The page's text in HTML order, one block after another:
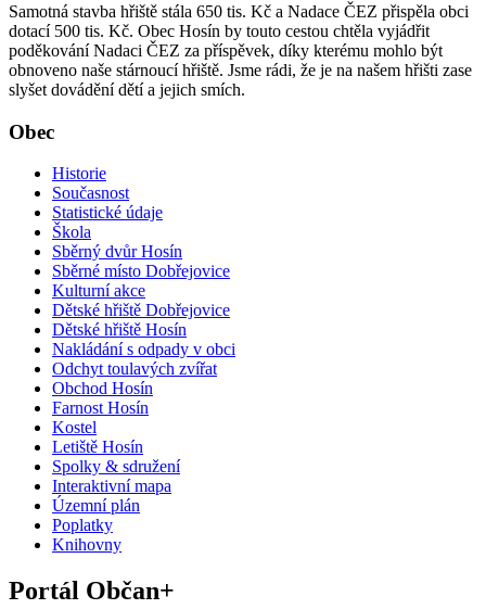
Samotná stavba hřiště stála 650 tis. Kč a Nadace ČEZ přispěla obci
dotací 500 tis. Kč. Obec Hosín by touto cestou chtěla vyjádřit
poděkování Nadaci ČEZ za příspěvek, díky kterému mohlo být
obnoveno naše stárnoucí hřiště. Jsme rádi, že je na našem hřišti zase
slyšet dovádění dětí a jejich smích.
Obec
Historie
Současnost
Statistické údaje
Škola
Sběrný dvůr Hosín
Sběrné místo Dobřejovice
Kulturní akce
Dětské hřiště Dobřejovice
Dětské hřiště Hosín
Nakládání s odpady v obci
Odchyt toulavých zvířat
Obchod Hosín
Farnost Hosín
Kostel
Letiště Hosín
Spolky & sdružení
Interaktivní mapa
Územní plán
Poplatky
Knihovny
Portál Občan+